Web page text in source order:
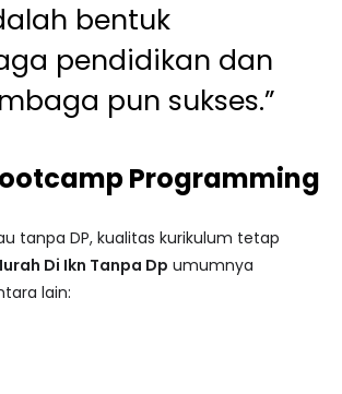
bentuk
pendidikan dan
pun sukses.”
Programming
tanpa DP, kualitas kurikulum tetap
Di Ikn Tanpa Dp umumnya
lain: